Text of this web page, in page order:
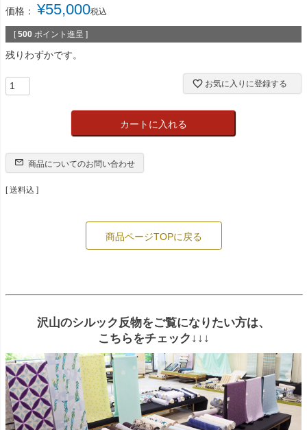
価格： ¥55,000税込
[ 500 ポイント進呈 ]
残りわずかです。
お気に入りに登録する
カートに入れる
商品についてのお問い合わせ
送料込
商品ページTOPに戻る
沢山のシルック反物をご覧になりたい方は、
こちらをチェック↓↓↓